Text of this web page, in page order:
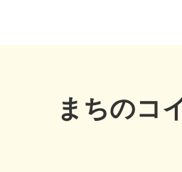
まちのコ